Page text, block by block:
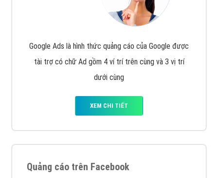
Google Ads là hình thức quảng cáo của Google được
tài trợ có chữ Ad gồm 4 ví trí trên cùng và 3 vị trí
dưới cùng
XEM CHI TIẾT
Quảng cáo trên Facebook